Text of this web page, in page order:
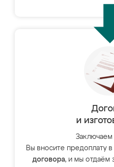
и
Заключаем
Вы вносите предоплату
договора, и мы отдаём